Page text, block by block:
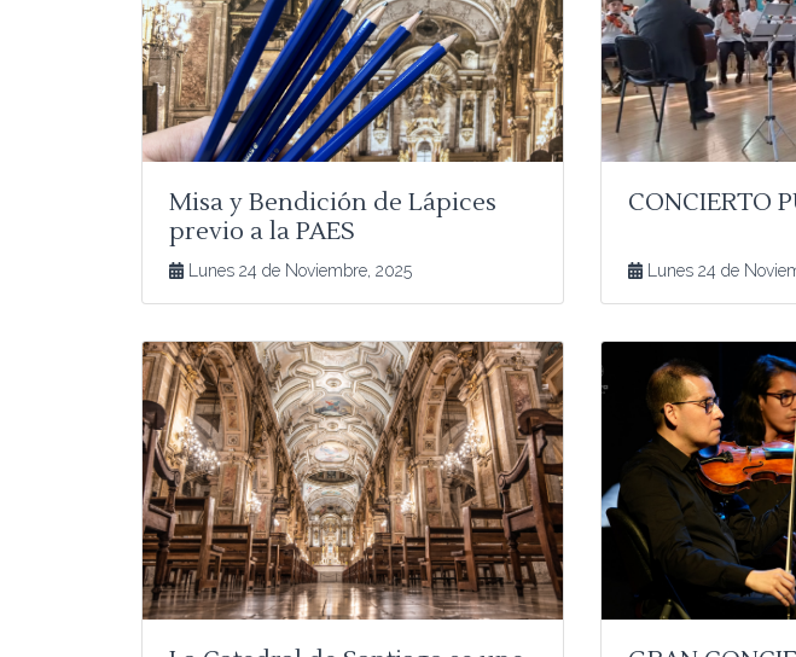
Misa y Bendición de Lápices
previo a la PAES
Lunes 24 de Noviembre, 2025
CONCIERTO
Lunes 24 de